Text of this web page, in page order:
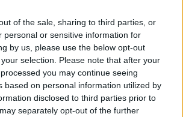
of the sale, sharing to third parties, or
personal or sensitive information for
by us, please use the below opt-out
selection. Please note that after your
you may continue seeing
based on personal information utilized by
disclosed to third parties prior to
separately opt-out of the further
dell’uomo che corona un fatto scontato e
filo di voce: “Tiziana, domenica devo
me! Lascia tutto e viene a stare con me. Tu
e ti voglio per me! Non mi dire niente
Vivono intensamente i giorni prima
era mai successo a entrambi. Al calar della
bicchiere di vino e a una candela accesa